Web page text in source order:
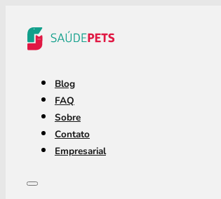
Blog
FAQ
Sobre
Contato
Empresarial